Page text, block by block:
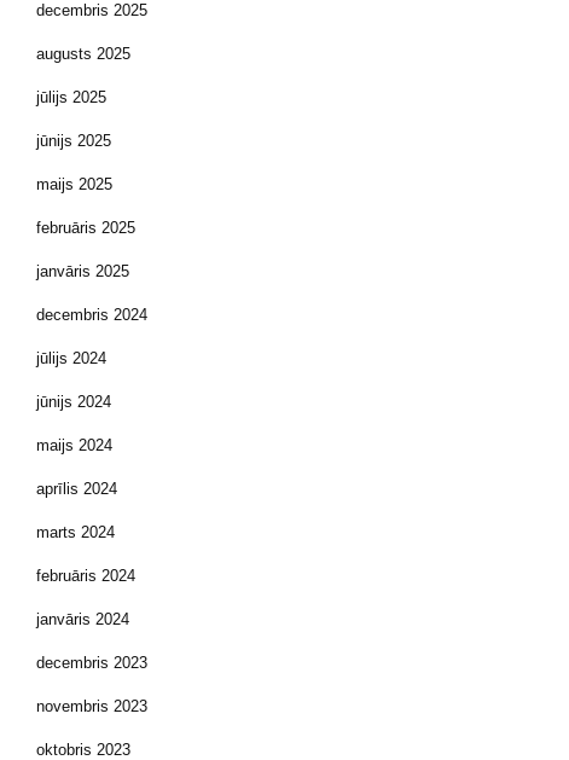
decembris 2025
augusts 2025
jūlijs 2025
jūnijs 2025
maijs 2025
februāris 2025
janvāris 2025
decembris 2024
jūlijs 2024
jūnijs 2024
maijs 2024
aprīlis 2024
marts 2024
februāris 2024
janvāris 2024
decembris 2023
novembris 2023
oktobris 2023